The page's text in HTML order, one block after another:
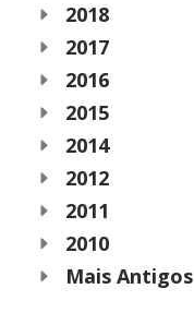
2018
2017
2016
2015
2014
2012
2011
2010
Mais Antigos